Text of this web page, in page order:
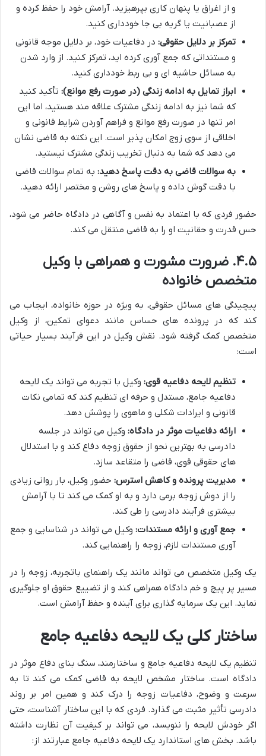
و از اغراق یا پنهان کاری بپرهیزید. آرامش خود را حفظ کرده و
از عصبانیت یا گریه بی جا خودداری کنید.
تمرکز بر دلایل حقوقی: در دفاعیات خود، بر دلایل موجه قانونی
و مستنداتی که جمع آوری کرده اید، تمرکز کنید. از وارد شدن
به مسائل حاشیه ای و بی ربط خودداری کنید.
ابراز تمایل به ادامه زندگی (در صورت رفع موانع): تأکید کنید
که شما نیز به ادامه زندگی مشترک علاقه مند هستید، اما این
امر تنها در صورت رفع موانع و فراهم آوردن شرایط قانونی و
اخلاقی از سوی زوج امکان پذیر است. این نکته به قاضی نشان
می دهد که شما به دنبال تخریب زندگی مشترک نیستید.
به سوالات قاضی به دقت پاسخ دهید: به تمام سوالات قاضی
با دقت گوش داده و پاسخ های روشن و مختصر ارائه دهید.
حضور فردی که با اعتماد به نفس و آگاهی در دادگاه حاضر می شود،
حس قدرت و حقانیت او را به قاضی منتقل می کند.
۴.۵. ضرورت مشورت و همراهی با وکیل
متخصص خانواده
پیچیدگی های مسائل حقوقی، به ویژه در حوزه خانواده، ایجاب می
کند که در پرونده های حساس مانند دعوای تمکین، از وکیل
متخصص کمک گرفته شود. نقش وکیل در این فرآیند بسیار حیاتی
است:
تنظیم لایحه دفاعیه قوی: وکیل با تجربه می تواند یک لایحه
دفاعیه جامع، مستدل و حرفه ای تنظیم کند که تمامی نکات
قانونی و ایرادات شکلی و ماهوی را پوشش دهد.
ارائه دفاعیات موثر در دادگاه: وکیل می تواند در جلسه
دادرسی به بهترین نحو از حقوق زوجه دفاع کند و با استدلال
های حقوقی قوی، قاضی را متقاعد سازد.
مدیریت پرونده و کاهش استرس: حضور وکیل، بار روانی زیادی
را از دوش زوجه برمی دارد و به او کمک می کند تا با آرامش
بیشتری فرآیند دادرسی را طی کند.
جمع آوری و ارائه مستندات: وکیل می تواند در شناسایی و جمع
آوری مستندات لازم، زوجه را راهنمایی کند.
یک وکیل متخصص می تواند مانند یک راهنمای باتجربه، زوجه را در
مسیر پر پیچ و خم دادگاه همراهی کند و از تضییع حقوق او جلوگیری
نماید. این یک سرمایه گذاری برای آینده و حفظ آرامش است.
ساختار کلی یک لایحه دفاعیه جامع
تنظیم یک لایحه دفاعیه جامع و ساختارمند، سنگ بنای دفاع موثر در
دادگاه است. ساختار مشخص لایحه به قاضی کمک می کند تا به
سرعت و وضوح، دفاعیات زوجه را درک کند و همین امر بر روند
دادرسی تأثیر مثبت می گذارد. فردی که با این ساختار آشناست، حتی
اگر خودش لایحه را ننویسد، می تواند بر کیفیت آن نظارت داشته
باشد. بخش های استاندارد یک لایحه دفاعیه جامع عبارتند از: